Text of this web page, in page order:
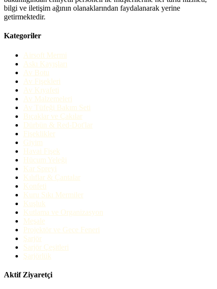
bilgi ve iletişim ağının olanaklarından faydalanarak yerine
getirmektedir.
Kategoriler
Airsoft Mermi
Askı Kayışları
Av Botu
Av Fişekleri
Av Kıyafeti
Av Malzemeleri
Av Tüfeği Bakım Seti
Bıçaklar ve Çakılar
Dürbün & Red-Dot'lar
Fişeklikler
Giyim
Havai Fişek
Hücum Yeleği
Kar Spreyi
Kılıflar & Çantalar
Konfeti
Kuru Sıkı Mermiler
Kuşluk
Kutlama ve Organizasyon
Meşale
Projektör ve Gece Feneri
Şarjör
Sarjör Çeşitleri
Şarjörlük
Aktif Ziyaretçi